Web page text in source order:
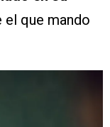
el que mando